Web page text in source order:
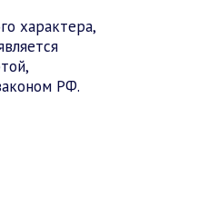
характера,
РФ.